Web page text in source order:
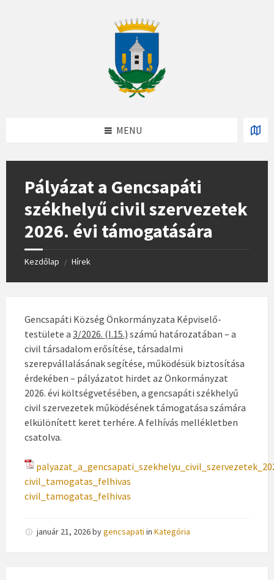
MENU
Pályázat a Gencsapáti
székhelyű civil szervezetek
2026. évi támogatására
Kezdőlap / Hírek
Gencsapáti Község Önkormányzata Képviselő-
testülete a 3/2026. (I.15.) számú határozatában – a
civil társadalom erősítése, társadalmi
szerepvállalásának segítése, működésük biztosítása
érdekében – pályázatot hirdet az Önkormányzat
2026. évi költségvetésében, a gencsapáti székhelyű
civil szervezetek működésének támogatása számára
elkülönített keret terhére. A felhívás mellékletben
csatolva.
civil_tamogatas_felhivas
civil_tamogatas_felhivas
január 21, 2026bygencsapati in Kategória